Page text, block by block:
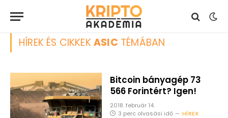
HÍREK ÉS CIKKEKASIC TÉMÁBAN
Bitcoin bányagép 73
566 Forintért? Igen!
2018. február 14.
3 perc olvasási idő
HÍREK